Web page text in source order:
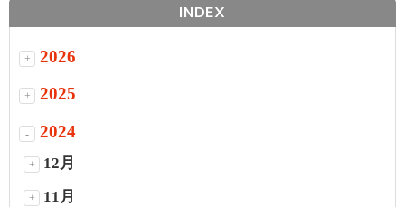
INDEX
+ 2026
+ 2025
- 2024
+ 12月
+ 11月